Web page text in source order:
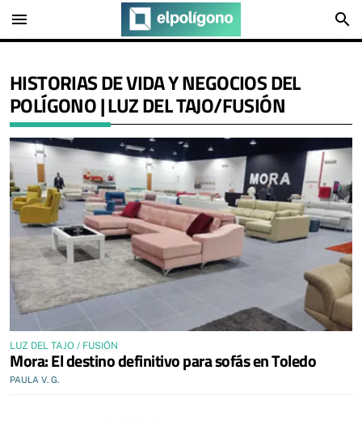
menu search
HISTORIAS DE VIDA Y NEGOCIOS DEL
POLÍGONO | LUZ DEL TAJO/FUSIÓN
LUZ DEL TAJO / FUSIÓN
Mora: El destino definitivo para sofás en Toledo
PAULA V. G.